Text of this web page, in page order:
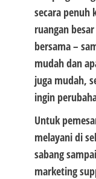
secara penuh
ruangan
bersama –
mudah dan
juga mudah,
ingin
Untuk
melayani di
sabang
marketing